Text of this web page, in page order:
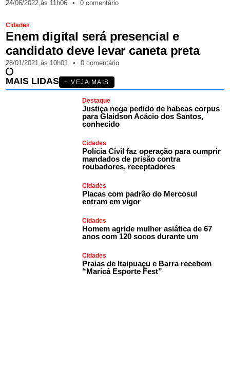
24/06/2022,às 11h06 • 0 comentário
Cidades
Enem digital será presencial e
candidato deve levar caneta preta
28/01/2021,às 10h01 • 0 comentário
MAIS LIDAS + VEJA MAIS
Destaque
Justiça nega pedido de habeas corpus
para Glaidson Acácio dos Santos,
conhecido
Cidades
Polícia Civil faz operação para cumprir
mandados de prisão contra
roubadores, receptadores
Cidades
Placas com padrão do Mercosul
entram em vigor
Cidades
Homem agride mulher asiática de 67
anos com 120 socos durante um
Cidades
Praias de Itaipuaçu e Barra recebem
“Maricá Esporte Fest”